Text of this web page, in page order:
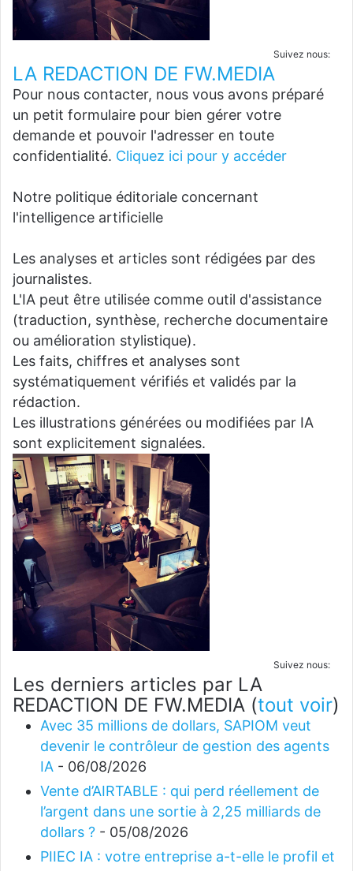
Suivez nous:
LA REDACTION DE FW.MEDIA
Pour nous contacter, nous vous avons préparé
un petit formulaire pour bien gérer votre
demande et pouvoir l'adresser en toute
confidentialité. Cliquez ici pour y accéder
Notre politique éditoriale concernant
l'intelligence artificielle
Les analyses et articles sont rédigées par des
journalistes.
L'IA peut être utilisée comme outil d'assistance
(traduction, synthèse, recherche documentaire
ou amélioration stylistique).
Les faits, chiffres et analyses sont
systématiquement vérifiés et validés par la
rédaction.
Les illustrations générées ou modifiées par IA
sont explicitement signalées.
Suivez nous:
Les derniers articles par LA
REDACTION DE FW.MEDIA (tout voir)
Avec 35 millions de dollars, SAPIOM veut
devenir le contrôleur de gestion des agents
IA - 06/08/2026
Vente d’AIRTABLE : qui perd réellement de
l’argent dans une sortie à 2,25 milliards de
dollars ? - 05/08/2026
PIIEC IA : votre entreprise a-t-elle le profil et